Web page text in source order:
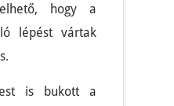
hogy a
lépést vártak
is bukott a